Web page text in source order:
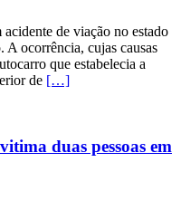
de viação no estado
A ocorrência, cujas causas
que estabelecia a
de […]
duas pessoas em